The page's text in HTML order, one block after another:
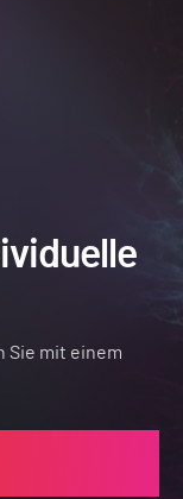
Sie mit einem